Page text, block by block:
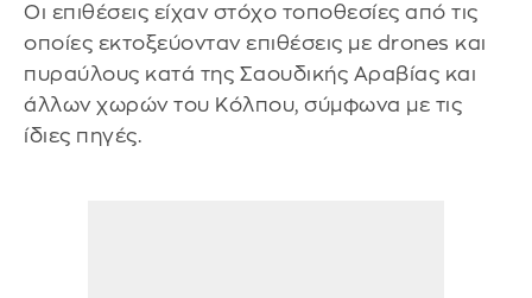
Οι επιθέσεις είχαν στόχο τοποθεσίες από τις
οποίες εκτοξεύονταν επιθέσεις με drones και
πυραύλους κατά της Σαουδικής Αραβίας και
άλλων χωρών του Κόλπου, σύμφωνα με τις
ίδιες πηγές.